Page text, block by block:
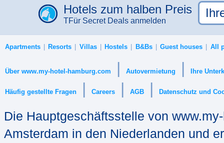
Hotels zum halben Preis
TFür Secret Deals anmelden
Apartments Resorts Villas Hostels B&Bs Guest houses All
|
|
|
| |
Die Hauptgeschäftsstelle von
Amsterdam in den Niederlanden und